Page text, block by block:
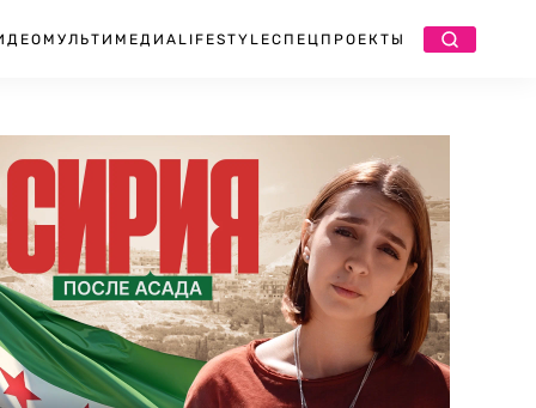
МУЛЬТИМЕДИА LIFESTYLEСПЕЦПРОЕКТЫ